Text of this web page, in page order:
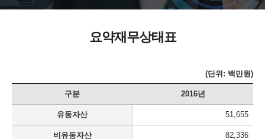
요약재무상태표
(단위: 백만원)
구분 2016년
유동자산 51,655
비유동자산 82,336